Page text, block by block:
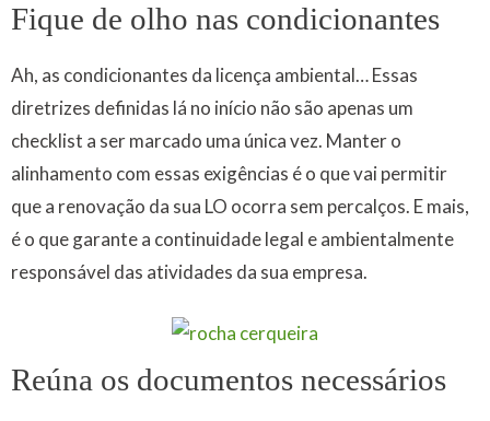
Fique de olho nas condicionantes
Ah, as condicionantes da licença ambiental… Essas
diretrizes definidas lá no início não são apenas um
checklist a ser marcado uma única vez. Manter o
alinhamento com essas exigências é o que vai permitir
que a renovação da sua LO ocorra sem percalços. E mais,
é o que garante a continuidade legal e ambientalmente
responsável das atividades da sua empresa.
Reúna os documentos necessários